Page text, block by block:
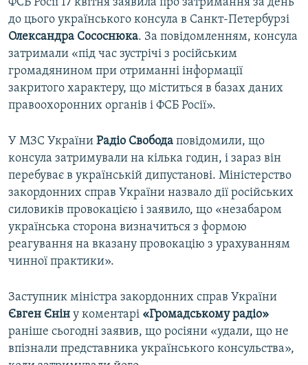
ФСБ Росії 17 квітня заявила про затримання за день
до цього українського консула в Санкт-Петербурзі
Олександра Сососнюка. За повідомленням, консула
затримали «під час зустрічі з російським
громадянином при отриманні інформації
закритого характеру, що міститься в базах даних
правоохоронних органів і ФСБ Росії».
У МЗС України Радіо Свобода повідомили, що
консула затримували на кілька годин, і зараз він
перебуває в українській дипустанові. Міністерство
закордонних справ України назвало дії російських
силовиків провокацією і заявило, що «незабаром
українська сторона визначиться з формою
реагування на вказану провокацію з урахуванням
чинної практики».
Заступник міністра закордонних справ України
Євген Єнін у коментарі «Громадському радіо»
раніше сьогодні заявив, що росіяни «удали, що не
впізнали представника українського консульства»,